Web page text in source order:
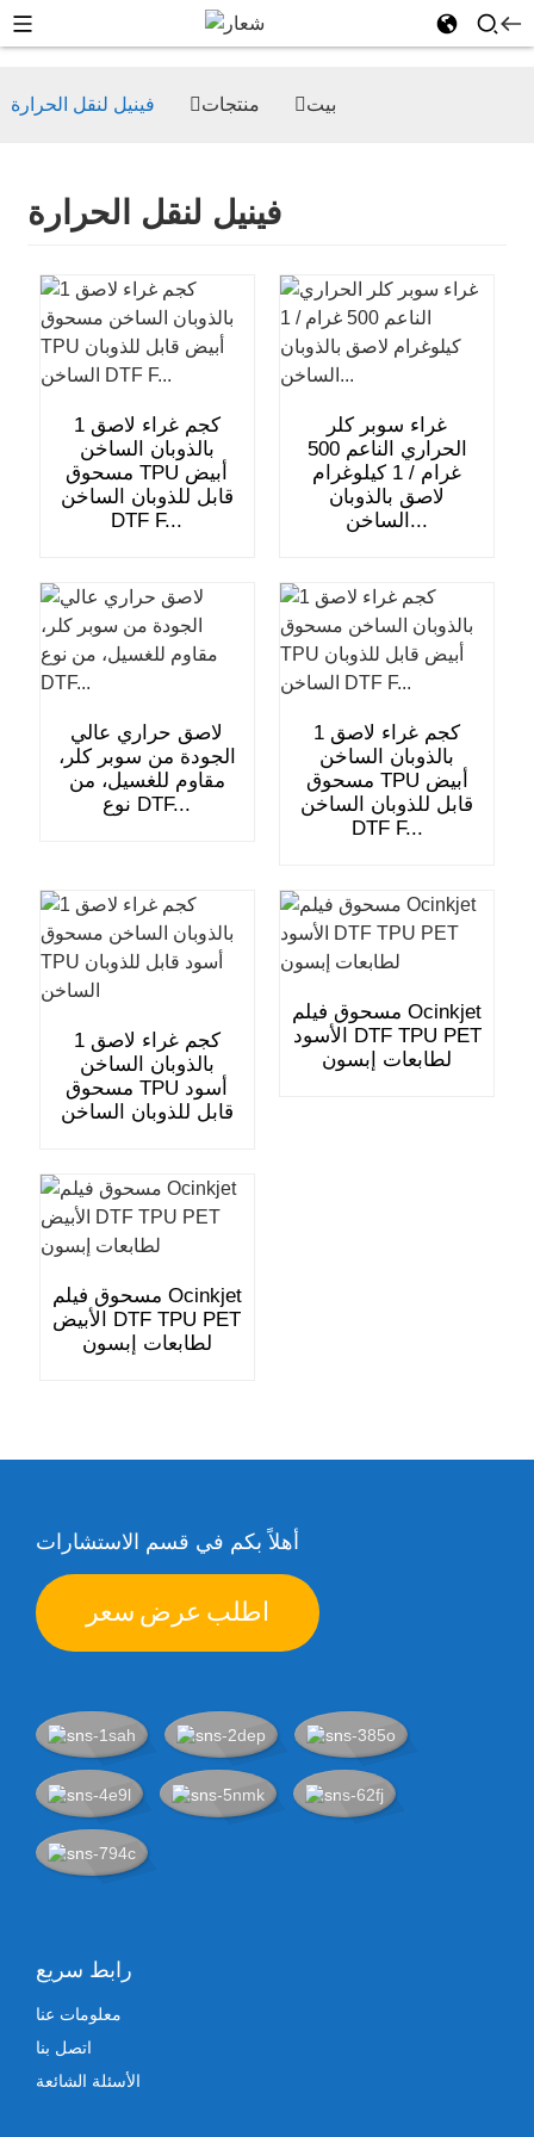
بيت منتجات فينيل لنقل الحرارة
فينيل لنقل الحرارة
1 كجم غراء لاصق
بالذوبان الساخن
مسحوق TPU أبيض
قابل للذوبان الساخن
DTF F...
غراء سوبر كلر
الحراري الناعم 500
غرام / 1 كيلوغرام
لاصق بالذوبان
الساخن...
لاصق حراري عالي
الجودة من سوبر كلر،
مقاوم للغسيل، من
نوع DTF...
1 كجم غراء لاصق
بالذوبان الساخن
مسحوق TPU أبيض
قابل للذوبان الساخن
DTF F...
1 كجم غراء لاصق
بالذوبان الساخن
مسحوق TPU أسود
قابل للذوبان الساخن
مسحوق فيلم Ocinkjet
الأسود DTF TPU PET
لطابعات إبسون
مسحوق فيلم Ocinkjet
الأبيض DTF TPU PET
لطابعات إبسون
أهلاً بكم في قسم الاستشارات
اطلب عرض سعر
رابط سريع
معلومات عنا
اتصل بنا
الأسئلة الشائعة